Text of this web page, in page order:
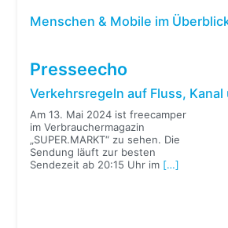
Menschen & Mobile im
Presseecho
Verkehrsregeln auf Fluss, Kanal
Am 13. Mai 2024 ist freecamper
im Verbrauchermagazin
„SUPER.MARKT“ zu sehen. Die
Sendung läuft zur besten
Sendezeit ab 20:15 Uhr im […]